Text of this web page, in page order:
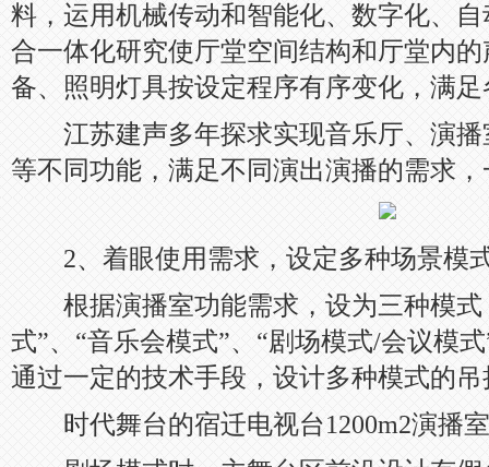
料，运用机械传动和智能化、数字化、
合一体化研究使厅堂空间结构和厅堂内
备、照明灯具按设定程序有序变化，满
江苏建声多年探求实现音乐厅、演播
等不同功能，满足不同演出演播的需求
2、着眼使用需求，设定多种场景模
根据演播室功能需求，设为三种模式
式”、“音乐会模式”、“剧场模式/会议模
通过一定的技术手段，设计多种模式的
时代舞台的宿迁电视台1200m2演播